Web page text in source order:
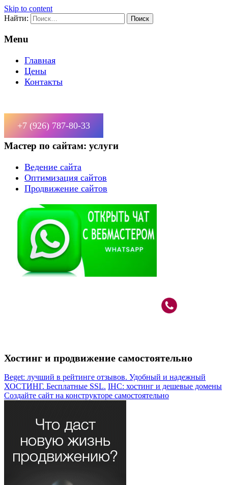
Skip to content
Найти:
Menu
Главная
Цены
Контакты
+7 (926) 787-80-33
Мастер по сайтам: услуги
Ведение сайта
Оптимизация сайтов
Продвижение сайтов
Хостинг и продвижение самостоятельно
Beget: лучший в рейтинге отзывов. Удобный и надежный
ХОСТИНГ. Бесплатные SSL. IHC: хостинг и дешевые домены
Создайте сайт на конструкторе самостоятельно